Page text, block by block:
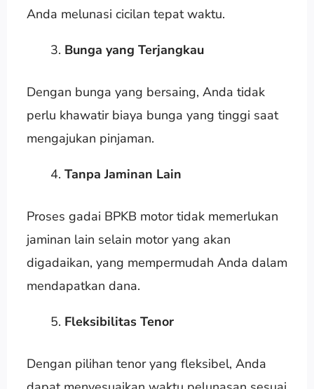
Anda melunasi cicilan tepat waktu.
Bunga yang Terjangkau
Dengan bunga yang bersaing, Anda tidak
perlu khawatir biaya bunga yang tinggi saat
mengajukan pinjaman.
Tanpa Jaminan Lain
Proses gadai BPKB motor tidak memerlukan
jaminan lain selain motor yang akan
digadaikan, yang mempermudah Anda dalam
mendapatkan dana.
Fleksibilitas Tenor
Dengan pilihan tenor yang fleksibel, Anda